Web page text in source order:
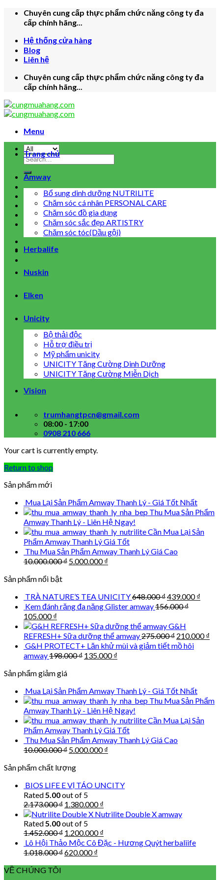
Skip
Chuyên cung cấp thực phẩm chức năng công ty đa
cấp chính hãng...
Hệ thống cửa hàng
Blog
Liên hệ
Chuyên cung cấp thực phẩm chức năng công ty đa
cấp chính hãng...
Menu
Search
for:
Trang chủ
Amway
Bổ sung dinh dưỡng NUTRILITE
Chăm sóc cá nhân PERSONAL CARE
Chăm sóc đồ gia dụng
Chăm sóc sắc đẹp ARTISTRY
Chăm sóc tóc(Dầu gội)
Herbalife
Nuskin
Elken
Unicity
Bộ thải độc
Hỗ trợ điều trị
Mỹ phẩm unicity
UNICITY Tăng Cường Dinh Dưỡng
UNICITY Tăng Cường Miễn Dịch
Vision
trumhangtpcn@gmail.com
08:00 - 17:00
0908 210 666
Your cart is currently empty.
Return to shop
Sản phẩm mới
Mua Lại Sản Phẩm Amway Thanh Lý - Giá Tốt Nhất
Thu Mua Sản Phẩm
Amway Thanh Lý - Liên Hệ Ngay!
Cần Mua Lại Sản
Phẩm Amway Thanh Lý Giá Tốt
Thu Mua Sản Phẩm Amway Thanh Lý Giá Cao
10.000.000₫ Original
5.000.000₫
Sản phẩm nổi bật
TRÀ NATURE’S TEA UNICITY648.000₫Original
price
648.000 ₫.
439.000₫
Kem đánh răng đa năng Glister amway156.000₫
Original
price
was:
156.000 ₫.
105.000₫
price
is:
105.000 ₫.
G&H
REFRESH+ Sữa dưỡng thể amway275.000₫ Original
price
210.000₫
G&H PROTECT+ Lăn khử mùi và giảm tiết mồ hôi
amway198.000₫ Original
135.000₫
Sản phẩm giảm giá
Mua Lại Sản Phẩm Amway Thanh Lý - Giá Tốt Nhất
Thu Mua Sản Phẩm
Amway Thanh Lý - Liên Hệ Ngay!
Cần Mua Lại Sản
Phẩm Amway Thanh Lý Giá Tốt
Thu Mua Sản Phẩm Amway Thanh Lý Giá Cao
10.000.000₫ Original
was:
5.000.000₫
Sản phẩm chất lượng
BIOS LIFE E VỊ TÁO UNCITY
Rated5.00out of 5
2.173.000₫ Original
price
was:
2.173.000 ₫.
1.380.000₫
price
Nutrilite Double X amway
Rated5.00out of 5
1.452.000₫ Original
price
was:
1.200.000₫
price
Lô Hội Thảo Mộc Cô Đặc - Hương Quýt herbaliife
1.018.000₫Original
620.000₫
VỀ CHÚNG TÔI